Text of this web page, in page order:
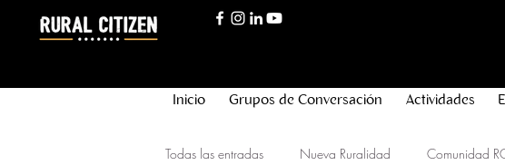
Inicio Grupos de Conversación Actividades
Todas las entradas Nueva Ruralidad Comunidad